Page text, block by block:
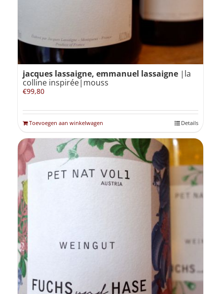
jacques lassaigne, emmanuel lassaigne |la
colline inspirée|mouss
€99,80
Toevoegen aan winkelwagen Details